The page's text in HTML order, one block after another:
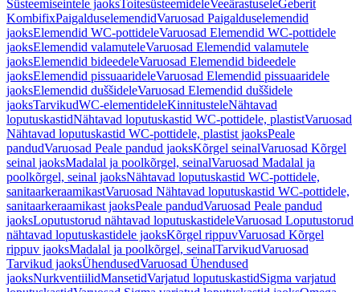
Süsteemiseintele jaoksToitesüsteemideleVeeärastuseleGeberit
KombifixPaigalduselemendidVaruosad Paigalduselemendid
jaoksElemendid WC-pottideleVaruosad Elemendid WC-pottidele
jaoksElemendid valamuteleVaruosad Elemendid valamutele
jaoksElemendid bideedeleVaruosad Elemendid bideedele
jaoksElemendid pissuaarideleVaruosad Elemendid pissuaaridele
jaoksElemendid duššideleVaruosad Elemendid duššidele
jaoksTarvikudWC-elementideleKinnitusteleNähtavad
loputuskastidNähtavad loputuskastid WC-pottidele, plastistVaruosad
Nähtavad loputuskastid WC-pottidele, plastist jaoksPeale
pandudVaruosad Peale pandud jaoksKõrgel seinalVaruosad Kõrgel
seinal jaoksMadalal ja poolkõrgel, seinalVaruosad Madalal ja
poolkõrgel, seinal jaoksNähtavad loputuskastid WC-pottidele,
sanitaarkeraamikastVaruosad Nähtavad loputuskastid WC-pottidele,
sanitaarkeraamikast jaoksPeale pandudVaruosad Peale pandud
jaoksLoputustorud nähtavad loputuskastideleVaruosad Loputustorud
nähtavad loputuskastidele jaoksKõrgel rippuvVaruosad Kõrgel
rippuv jaoksMadalal ja poolkõrgel, seinalTarvikudVaruosad
Tarvikud jaoksÜhendusedVaruosad Ühendused
jaoksNurkventiilidMansetidVarjatud loputuskastidSigma varjatud